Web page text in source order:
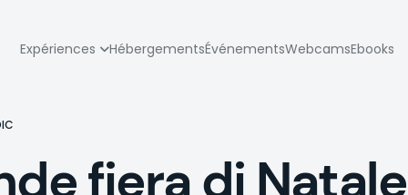
Expériences HébergementsÉvénementsWebcamsEbooks
fiera di Natale